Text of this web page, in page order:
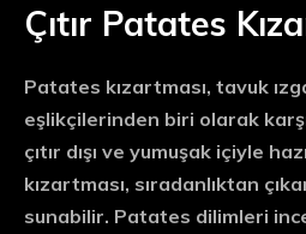
Çıtır Patates
Patates kızartması, tavuk
eşlikçilerinden biri olarak
çıtır dışı ve yumuşak içiyle
kızartması, sıradanlıktan
sunabilir. Patates dilimleri